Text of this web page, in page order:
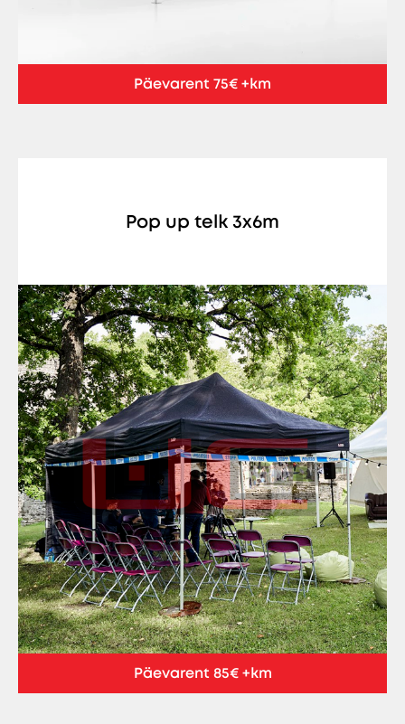
Päevarent 75€ +km
Pop up telk 3x6m
Päevarent 85€ +km